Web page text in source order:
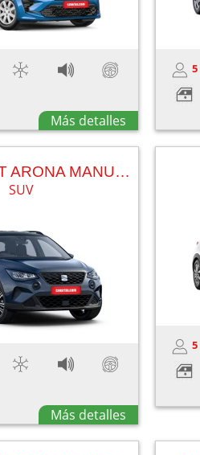
Más detalles
5
Alquilar SEAT ARONA MANUAL
SUV
Más detalles
5